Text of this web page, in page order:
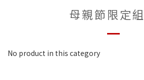
母親節限定
No product in this category